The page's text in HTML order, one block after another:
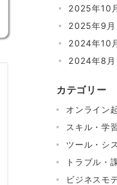
2025年10
2025年9月
2024年10
2024年8月
カテゴリー
オンライン
スキル・学
ツール・シ
トラブル・
ビジネスモ